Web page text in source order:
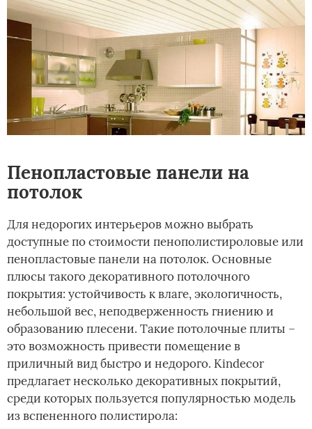
Пенопластовые панели на
потолок
Для недорогих интерьеров можно выбрать
доступные по стоимости пенополистироловые или
пенопластовые панели на потолок. Основные
плюсы такого декоративного потолочного
покрытия: устойчивость к влаге, экологичность,
небольшой вес, неподверженность гниению и
образованию плесени. Такие потолочные плиты –
это возможность привести помещение в
приличный вид быстро и недорого. Kindecor
предлагает несколько декоративных покрытий,
среди которых пользуется популярностью модель
из вспененного полистирола: